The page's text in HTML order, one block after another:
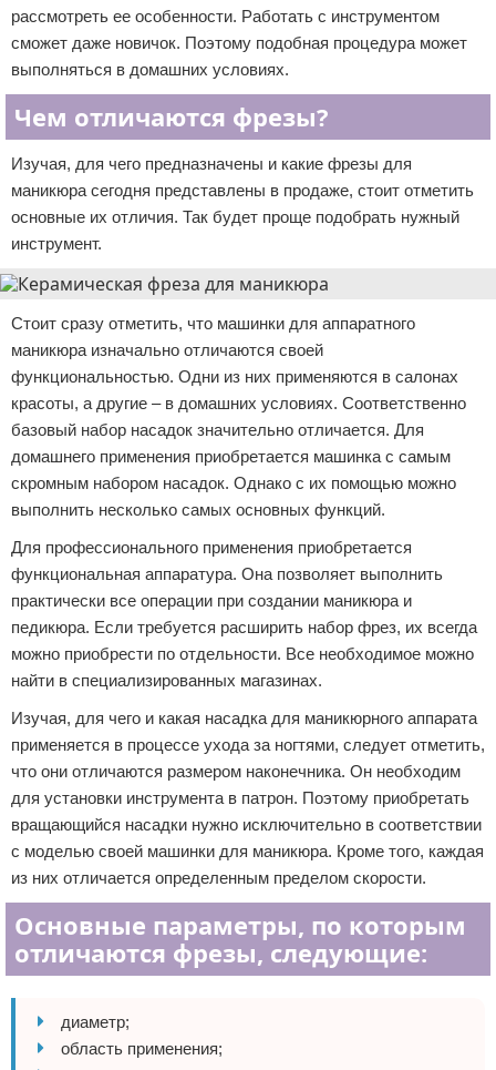
рассмотреть ее особенности. Работать с инструментом
сможет даже новичок. Поэтому подобная процедура может
выполняться в домашних условиях.
Чем отличаются фрезы?
Изучая, для чего предназначены и какие фрезы для
маникюра сегодня представлены в продаже, стоит отметить
основные их отличия. Так будет проще подобрать нужный
инструмент.
Стоит сразу отметить, что машинки для аппаратного
маникюра изначально отличаются своей
функциональностью. Одни из них применяются в салонах
красоты, а другие – в домашних условиях. Соответственно
базовый набор насадок значительно отличается. Для
домашнего применения приобретается машинка с самым
скромным набором насадок. Однако с их помощью можно
выполнить несколько самых основных функций.
Для профессионального применения приобретается
функциональная аппаратура. Она позволяет выполнить
практически все операции при создании маникюра и
педикюра. Если требуется расширить набор фрез, их всегда
можно приобрести по отдельности. Все необходимое можно
найти в специализированных магазинах.
Изучая, для чего и какая насадка для маникюрного аппарата
применяется в процессе ухода за ногтями, следует отметить,
что они отличаются размером наконечника. Он необходим
для установки инструмента в патрон. Поэтому приобретать
вращающийся насадки нужно исключительно в соответствии
с моделью своей машинки для маникюра. Кроме того, каждая
из них отличается определенным пределом скорости.
Основные параметры, по которым
отличаются фрезы, следующие:
диаметр;
область применения;